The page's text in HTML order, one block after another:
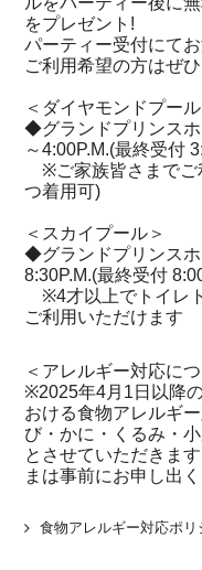
をプレゼント!
パーティー受付にて
ご利用希望の方はぜ
＜ダイヤモンドプール
◆グランドプリンス
～4:00P.M.(最終受付
※ご家族皆さまでご
つ着用可)
＜スカイプール＞
◆グランドプリンス
8:30P.M.(最終受付
※4才以上でトイレ
ご利用いただけます
＜アレルギー対応に
※2025年4月1日以降
おける食物アレルギ
び・かに・くるみ・
とさせていただきま
まは事前にお申し出く
食物アレルギー対応ポリ